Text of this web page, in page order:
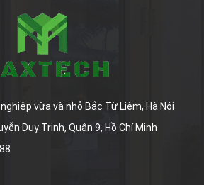
vừa và nhỏ Bắc Từ Liêm, Hà Nội
Duy Trinh, Quận 9, Hồ Chí Minh